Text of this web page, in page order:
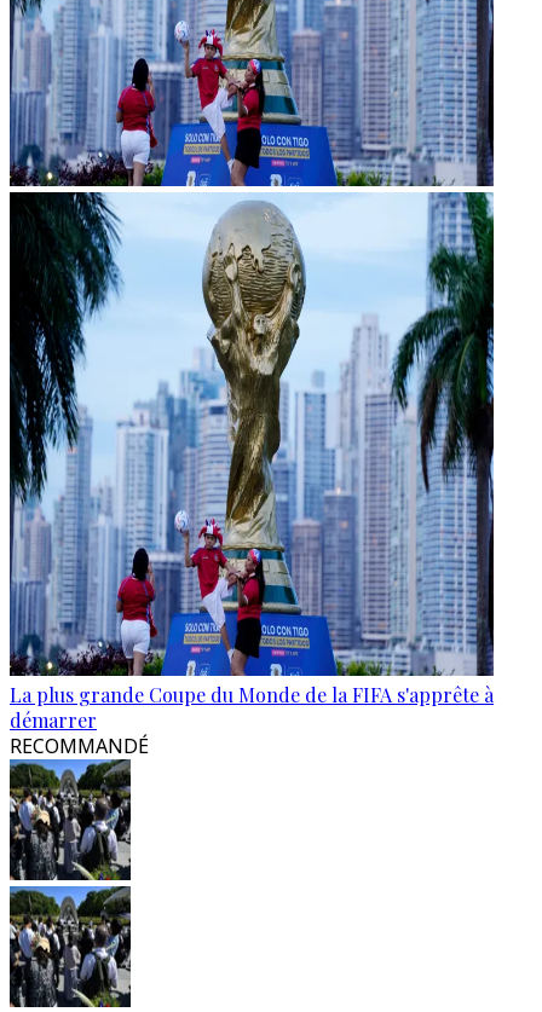
La plus grande Coupe du Monde de la FIFA s'apprête à
démarrer
RECOMMANDÉ